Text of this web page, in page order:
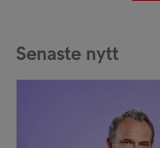
Senaste nytt